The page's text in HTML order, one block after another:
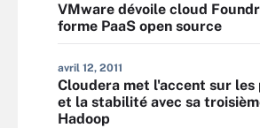
VMware dévoile cloud
forme PaaS open source
avril 12, 2011
Cloudera met l'accent sur les
et la stabilité avec sa
Hadoop